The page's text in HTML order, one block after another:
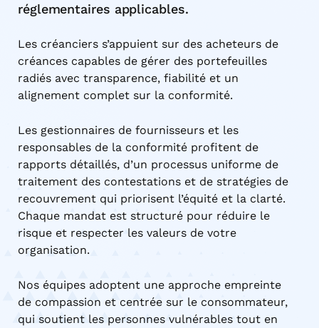
réglementaires applicables.
Les créanciers s’appuient sur des acheteurs de
créances capables de gérer des portefeuilles
radiés avec transparence, fiabilité et un
alignement complet sur la conformité.
Les gestionnaires de fournisseurs et les
responsables de la conformité profitent de
rapports détaillés, d’un processus uniforme de
traitement des contestations et de stratégies de
recouvrement qui priorisent l’équité et la clarté.
Chaque mandat est structuré pour réduire le
risque et respecter les valeurs de votre
organisation.
Nos équipes adoptent une approche empreinte
de compassion et centrée sur le consommateur,
qui soutient les personnes vulnérables tout en